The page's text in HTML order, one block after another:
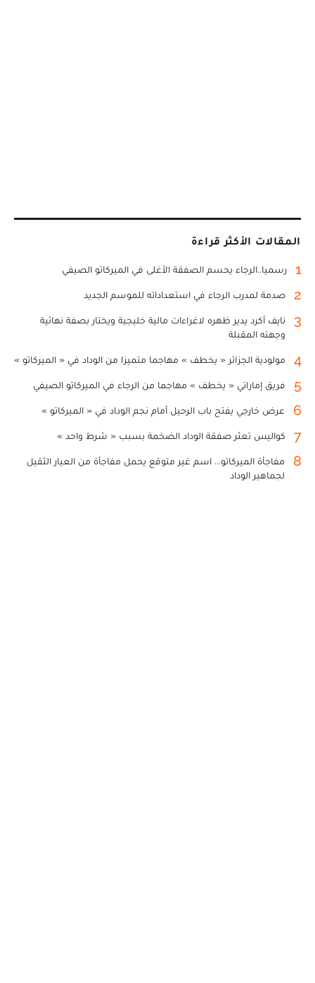
المقالات الأكثر قراءة
1 رسميا..الرجاء يحسم الصفقة الأغلى في الميركاتو الصيفي
2 صدمة لمدرب الرجاء في استعداداته للموسم الجديد
3
نايف أكرد يدير ظهره لاغراءات مالية خليجية ويختار بصفة نهائية
وجهته المقبلة
4 مولودية الجزائر « يخطف » مهاجما متميزا من الوداد في « الميركاتو »
5 فريق إماراتي « يخطف » مهاجما من الرجاء في الميركاتو الصيفي
6 عرض خارجي يفتح باب الرحيل أمام نجم الوداد في « الميركاتو »
7 كواليس تعثر صفقة الوداد الضخمة بسبب « شرط واحد »
8
مفاجأة الميركاتو... اسم غير متوقع يحمل مفاجأة من العيار الثقيل
لجماهير الوداد